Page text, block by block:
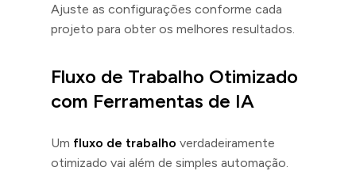
Ajuste as configurações conforme cada
projeto para obter os melhores resultados.
Fluxo de Trabalho Otimizado
com Ferramentas de IA
Um fluxo de trabalho verdadeiramente
otimizado vai além de simples automação.